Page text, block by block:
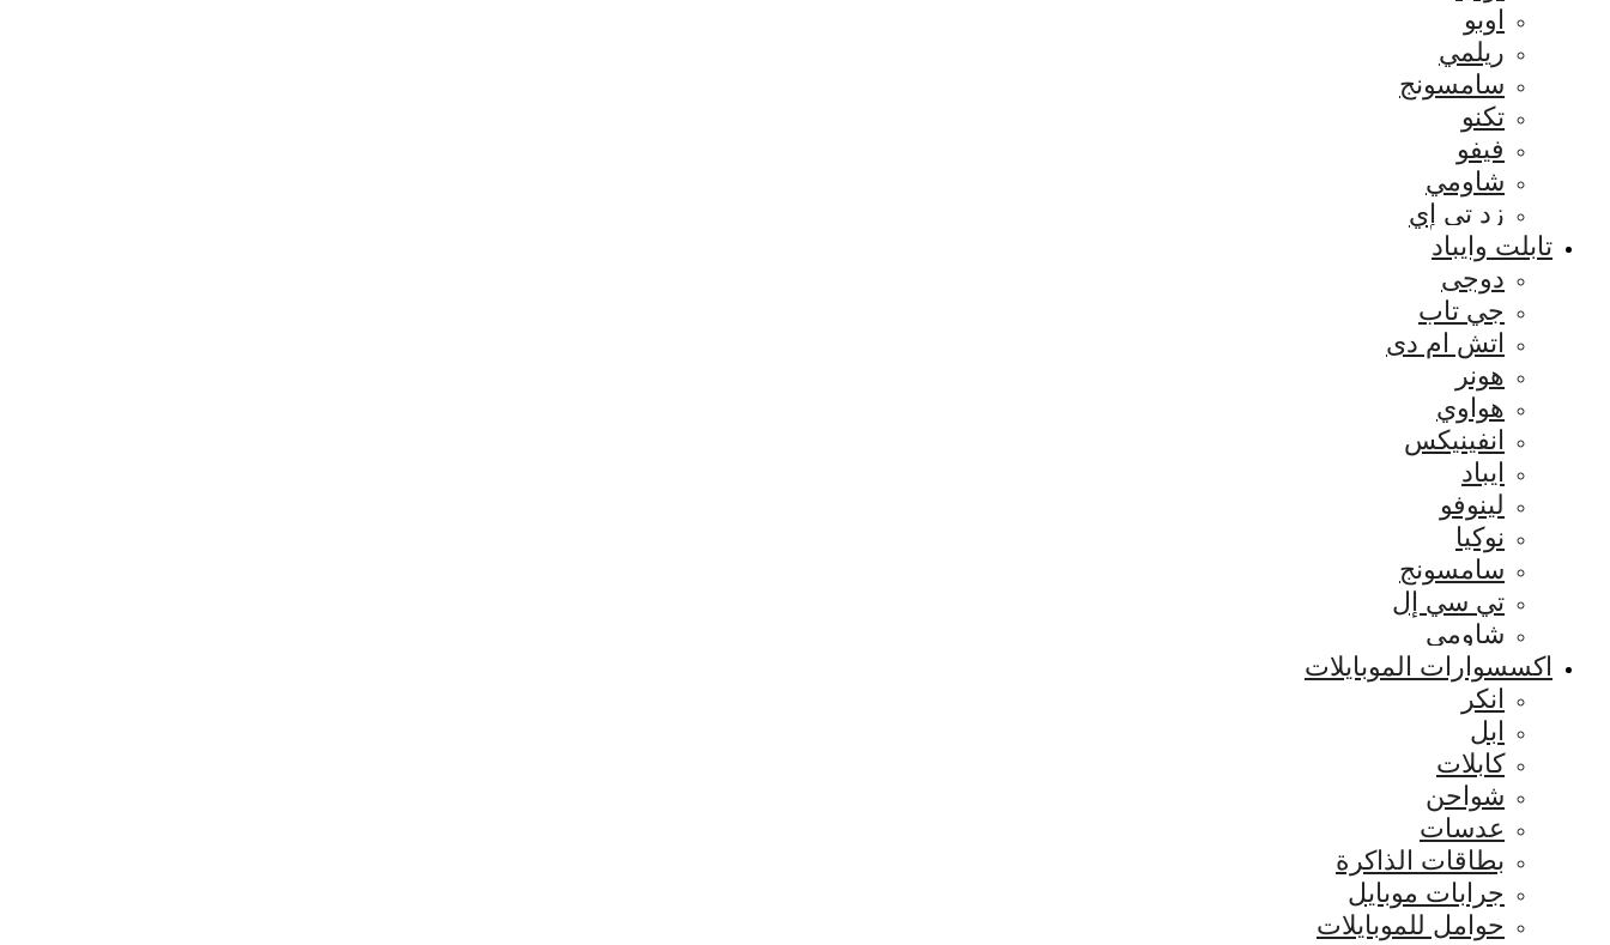
اوبو
ريلمي
سامسونج
تكنو
فيفو
شاومي
زد تي إي
تابلت وايباد
دوجى
جي تاب
اتش ام دى
هونر
هواوي
انفينيكس
ايباد
لينوفو
نوكيا
سامسونج
تي سي إل
شاومي
اكسسوارات الموبايلات
انكر
ابل
كابلات
شواحن
عدسات
بطاقات الذاكرة
جرابات موبايل
حوامل للموبايلات